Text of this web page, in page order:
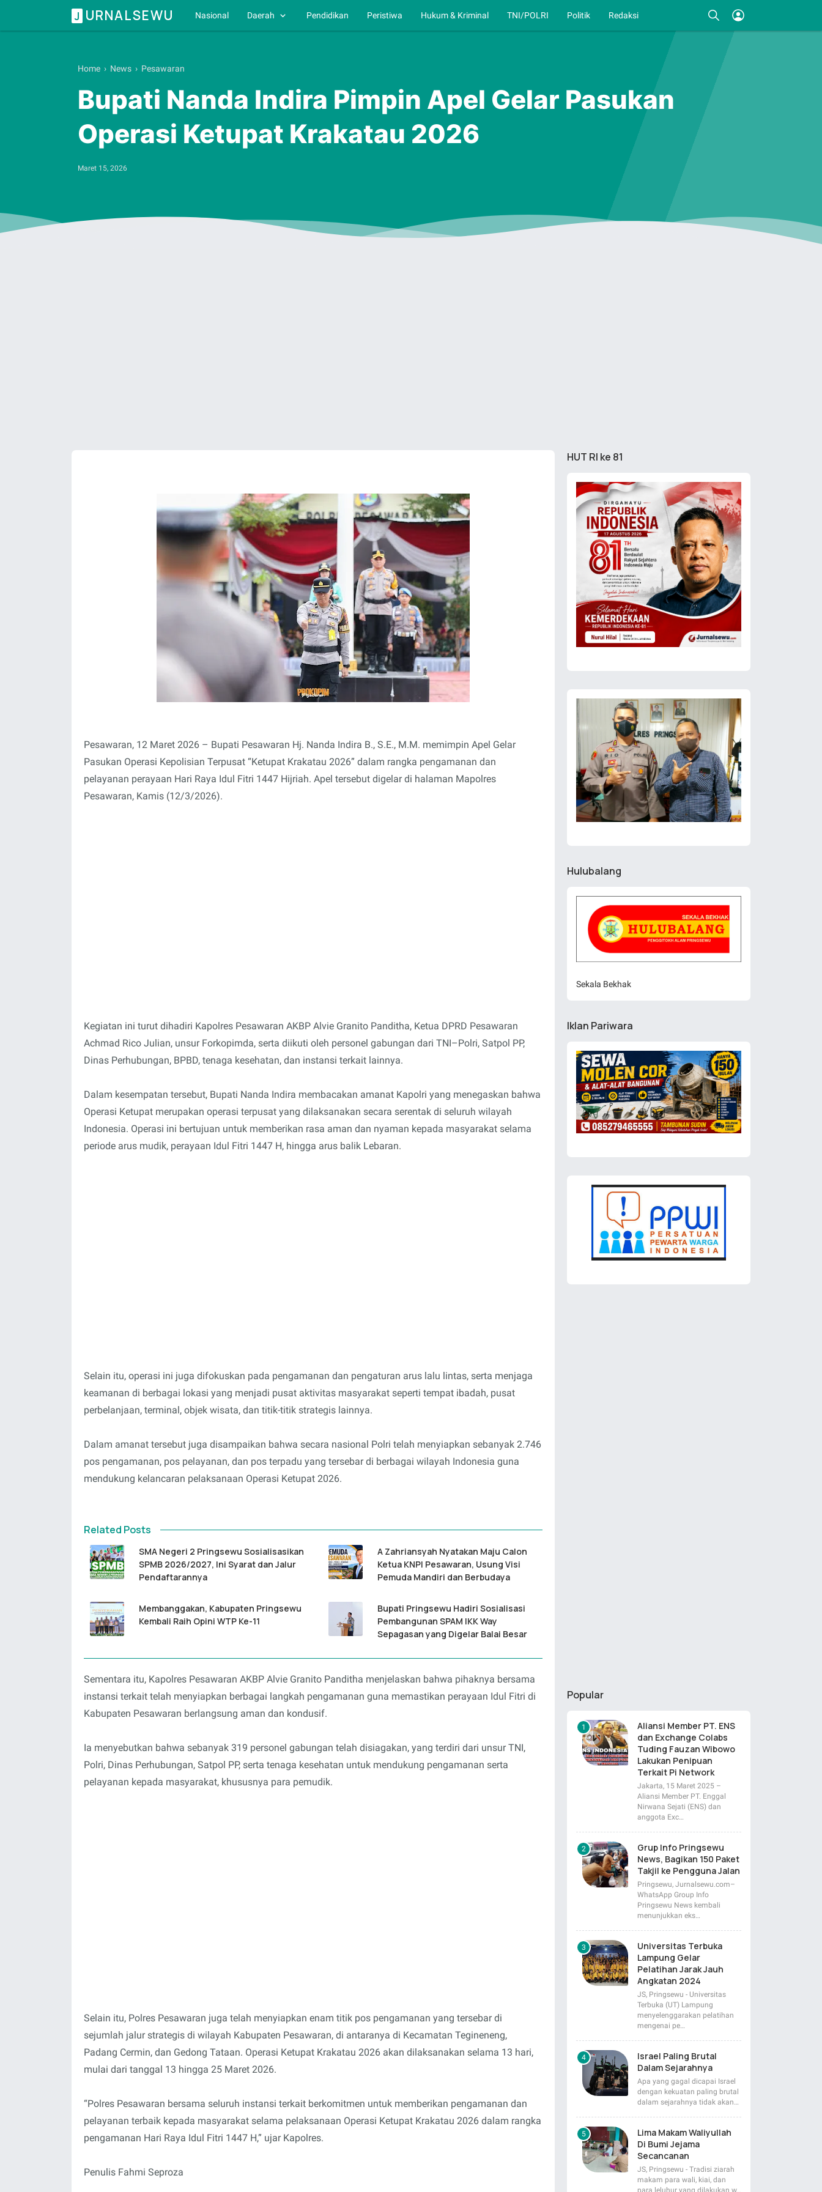
J URNALSEWU Nasional Daerah Pendidikan Peristiwa Hukum & Kriminal TNI/POLRI Politik Redaksi
Home › News › Pesawaran
Bupati Nanda Indira Pimpin Apel Gelar Pasukan
Operasi Ketupat Krakatau 2026
Maret 15, 2026
Pesawaran, 12 Maret 2026 – Bupati Pesawaran Hj. Nanda Indira B., S.E., M.M. memimpin Apel Gelar
Pasukan Operasi Kepolisian Terpusat “Ketupat Krakatau 2026” dalam rangka pengamanan dan
pelayanan perayaan Hari Raya Idul Fitri 1447 Hijriah. Apel tersebut digelar di halaman Mapolres
Pesawaran, Kamis (12/3/2026).
Kegiatan ini turut dihadiri Kapolres Pesawaran AKBP Alvie Granito Panditha, Ketua DPRD Pesawaran
Achmad Rico Julian, unsur Forkopimda, serta diikuti oleh personel gabungan dari TNI–Polri, Satpol PP,
Dinas Perhubungan, BPBD, tenaga kesehatan, dan instansi terkait lainnya.
Dalam kesempatan tersebut, Bupati Nanda Indira membacakan amanat Kapolri yang menegaskan bahwa
Operasi Ketupat merupakan operasi terpusat yang dilaksanakan secara serentak di seluruh wilayah
Indonesia. Operasi ini bertujuan untuk memberikan rasa aman dan nyaman kepada masyarakat selama
periode arus mudik, perayaan Idul Fitri 1447 H, hingga arus balik Lebaran.
Selain itu, operasi ini juga difokuskan pada pengamanan dan pengaturan arus lalu lintas, serta menjaga
keamanan di berbagai lokasi yang menjadi pusat aktivitas masyarakat seperti tempat ibadah, pusat
perbelanjaan, terminal, objek wisata, dan titik-titik strategis lainnya.
Dalam amanat tersebut juga disampaikan bahwa secara nasional Polri telah menyiapkan sebanyak 2.746
pos pengamanan, pos pelayanan, dan pos terpadu yang tersebar di berbagai wilayah Indonesia guna
mendukung kelancaran pelaksanaan Operasi Ketupat 2026.
Related Posts
SMA Negeri 2 Pringsewu Sosialisasikan
SPMB 2026/2027, Ini Syarat dan Jalur
Pendaftarannya
A Zahriansyah Nyatakan Maju Calon
Ketua KNPI Pesawaran, Usung Visi
Pemuda Mandiri dan Berbudaya
Membanggakan, Kabupaten Pringsewu
Kembali Raih Opini WTP Ke-11
Bupati Pringsewu Hadiri Sosialisasi
Pembangunan SPAM IKK Way
Sepagasan yang Digelar Balai Besar
Sementara itu, Kapolres Pesawaran AKBP Alvie Granito Panditha menjelaskan bahwa pihaknya bersama
instansi terkait telah menyiapkan berbagai langkah pengamanan guna memastikan perayaan Idul Fitri di
Kabupaten Pesawaran berlangsung aman dan kondusif.
Ia menyebutkan bahwa sebanyak 319 personel gabungan telah disiagakan, yang terdiri dari unsur TNI,
Polri, Dinas Perhubungan, Satpol PP, serta tenaga kesehatan untuk mendukung pengamanan serta
pelayanan kepada masyarakat, khususnya para pemudik.
Selain itu, Polres Pesawaran juga telah menyiapkan enam titik pos pengamanan yang tersebar di
sejumlah jalur strategis di wilayah Kabupaten Pesawaran, di antaranya di Kecamatan Tegineneng,
Padang Cermin, dan Gedong Tataan. Operasi Ketupat Krakatau 2026 akan dilaksanakan selama 13 hari,
mulai dari tanggal 13 hingga 25 Maret 2026.
“Polres Pesawaran bersama seluruh instansi terkait berkomitmen untuk memberikan pengamanan dan
pelayanan terbaik kepada masyarakat selama pelaksanaan Operasi Ketupat Krakatau 2026 dalam rangka
pengamanan Hari Raya Idul Fitri 1447 H,” ujar Kapolres.
Penulis Fahmi Seproza
HUT RI ke 81
Hulubalang
Sekala Bekhak
Iklan Pariwara
Popular
Aliansi Member PT. ENS
dan Exchange Colabs
Tuding Fauzan Wibowo
Lakukan Penipuan
Terkait Pi Network
Jakarta, 15 Maret 2025 –
Aliansi Member PT. Enggal
Nirwana Sejati (ENS) dan
anggota Exc…
Grup Info Pringsewu
News, Bagikan 150 Paket
Takjil ke Pengguna Jalan
Pringsewu, Jurnalsewu.com–
WhatsApp Group Info
Pringsewu News kembali
menunjukkan eks…
Universitas Terbuka
Lampung Gelar
Pelatihan Jarak Jauh
Angkatan 2024
JS, Pringsewu - Universitas
Terbuka (UT) Lampung
menyelenggarakan pelatihan
mengenai pe…
Israel Paling Brutal
Dalam Sejarahnya
Apa yang gagal dicapai Israel
dengan kekuatan paling brutal
dalam sejarahnya tidak akan…
Lima Makam Waliyullah
Di Bumi Jejama
Secancanan
JS, Pringsewu - Tradisi ziarah
makam para wali, kiai, dan
para leluhur yang dilakukan w…